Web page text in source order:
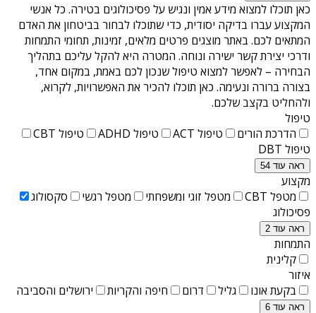
כאן תוכלו למצוא מידע אמין ונגיש על פסיכולוגים בטירה. כל אנשי
המקצוע עברו בדיקה יסודית, כדי שתוכלו לבחור בביטחון את האדם
המתאים לכם. באתר מוצגים פרטים מלאים, זמינות, תחומי התמחות
ודרכי יצירת קשר ישירה ונוחה. המטרה היא להקל עליכם בתהליך
הבחירה – לאפשר למצוא טיפול שנכון לכם באמת, במקום אחד,
בצורה ברורה ונעימה. כאן תוכלו להכיר את האפשרויות, לקרוא,
ולהחליט בקצב שלכם.
טיפול
הדרכת הורים
טיפול ACT טיפול ADHD
טיפול CBT
טיפול DBT
ראה עוד 54
מקצוע
מטפל CBT
מטפל זוגי ומשפחתי מטפל רגשי
סקסולוג
פסיכולוג
ראה עוד 2
התמחות
קלינית
איזור
בקעת אונו
גליל דרום חיפה והקריות ירושלים והסביבה
ראה עוד 6